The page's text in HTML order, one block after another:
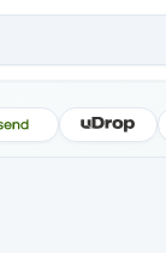
Unisend uDrop